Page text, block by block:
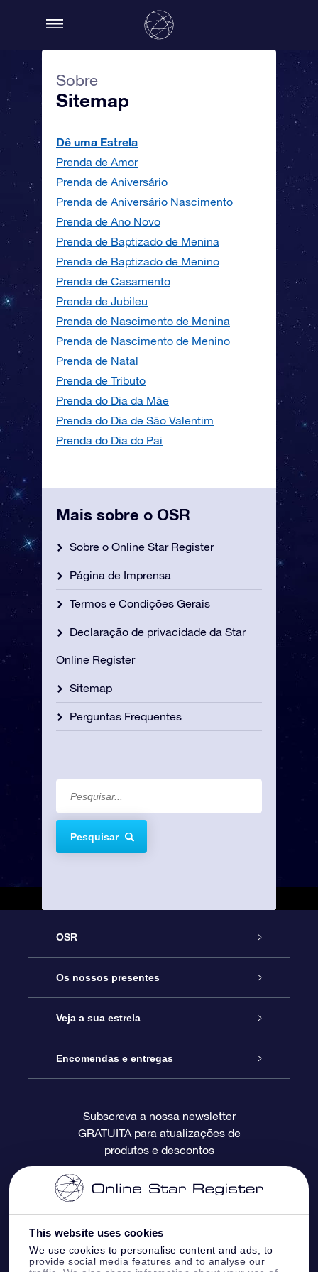
This website uses cookies
We use cookies to personalise content and ads, to
provide social media features and to analyse our
Sobre
Sitemap
Dê uma Estrela
Prenda de Amor
Prenda de Aniversário
Prenda de Aniversário Nascimento
Prenda de Ano Novo
Prenda de Baptizado de Menina
Prenda de Baptizado de Menino
Prenda de Casamento
Prenda de Jubileu
Prenda de Nascimento de Menina
Prenda de Nascimento de Menino
Prenda de Natal
Prenda de Tributo
Prenda do Dia da Mãe
Prenda do Dia de São Valentim
Prenda do Dia do Pai
Mais sobre o OSR
Sobre o Online Star Register
Página de Imprensa
Termos e Condições Gerais
Declaração de privacidade da Star
Online Register
Sitemap
Perguntas Frequentes
Pesquisar
OSR
Serviço
Contactos
O Blog
Avaliações
Os nossos presentes
Prenda Star Online
Pacote Prenda OSR
O Cartão Presente OSR
Presentes corporativos
Veja a sua estrela
Registo de Estrela
Página de Estrela personalizada
Um Milhão de Estrelas
OSR screensaver de estrela
App RV fly me to the stars
Encomendas e entregas
Informação de pagamento
Informação de envio
Política de Devolução
Constelações
Subscreva a nossa newsletter
GRATUITA para atualizações de
produtos e descontos